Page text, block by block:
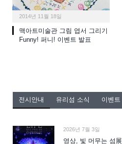
2014년 11월 18일
맥아트미술관 그림 엽서 그리기
Funny! 퍼니! 이벤트 발표
전시안내 유리섬 소식 이벤트
2026년 7월 3일
영상, 빛 머무는 섬展